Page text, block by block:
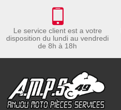
Le service client est a votre
disposition du lundi au vendredi
de 8h à 18h